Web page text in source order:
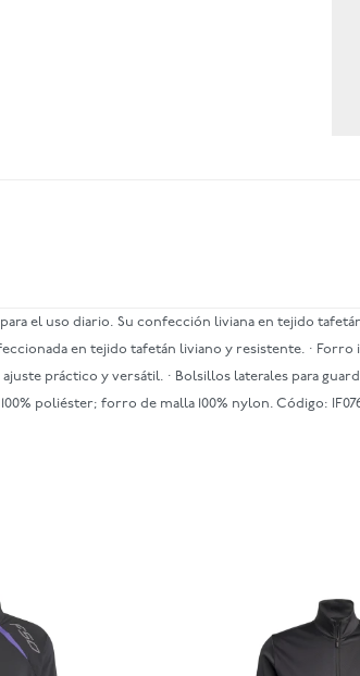
el uso diario. Su confección liviana en tejido
en tejido tafetán liviano y resistente. ·
práctico y versátil. · Bolsillos laterales para
poliéster; forro de malla 100% nylon. Código: